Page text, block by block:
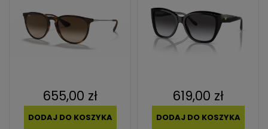
655,00 zł
DODAJ DO KOSZYKA
619,00 zł
DODAJ DO KOSZYKA